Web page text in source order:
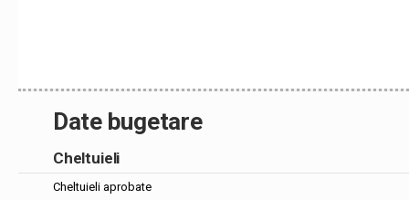
Date bugetare
Cheltuieli
Cheltuieli aprobate